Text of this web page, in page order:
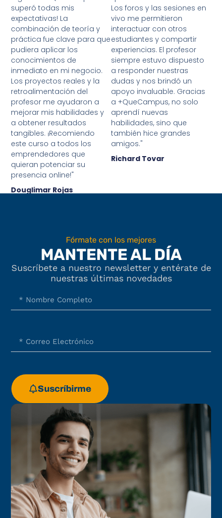
superó todas mis
expectativas! La
combinación de teoría y
práctica fue clave para que
pudiera aplicar los
conocimientos de
inmediato en mi negocio.
Los proyectos reales y la
retroalimentación del
profesor me ayudaron a
mejorar mis habilidades y
a obtener resultados
tangibles. ¡Recomiendo
este curso a todos los
emprendedores que
quieran potenciar su
presencia online!"
Douglimar Rojas
Los foros y las sesiones en
vivo me permitieron
interactuar con otros
estudiantes y compartir
experiencias. El profesor
siempre estuvo dispuesto
a responder nuestras
dudas y nos brindó un
apoyo invaluable. Gracias
a +QueCampus, no solo
aprendí nuevas
habilidades, sino que
también hice grandes
amigos."
Richard Tovar
Fórmate con los mejores
MANTENTE AL DÍA
Suscríbete a nuestro newsletter y entérate de
nuestras últimas novedades
Suscríbirme